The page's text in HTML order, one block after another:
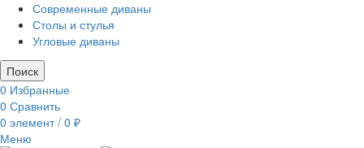
Современные диваны
Столы и стулья
Угловые диваны
Поиск
0 Избранные
0 Сравнить
0 элемент / 0 ₽
Меню